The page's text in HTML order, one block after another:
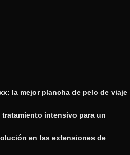
la mejor plancha de pelo de viaje
intensivo para un
en las extensiones de